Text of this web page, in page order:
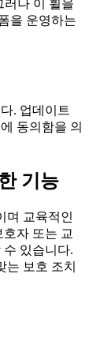
러나 이 휠을
을 운영하는
. 업데이트
동의함을 의
기능
며 교육적인
자 또는 교
있습니다.
보호 조치